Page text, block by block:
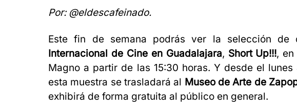
Por: @eldescafeinado.
Este fin de semana podrás ver la selección de
Internacional de Cine en Guadalajara, Short Up!!!, en
Magno a partir de las 15:30 horas. Y desde el
esta muestra se trasladará al Museo de Arte de
exhibirá de forma gratuita al público en general.